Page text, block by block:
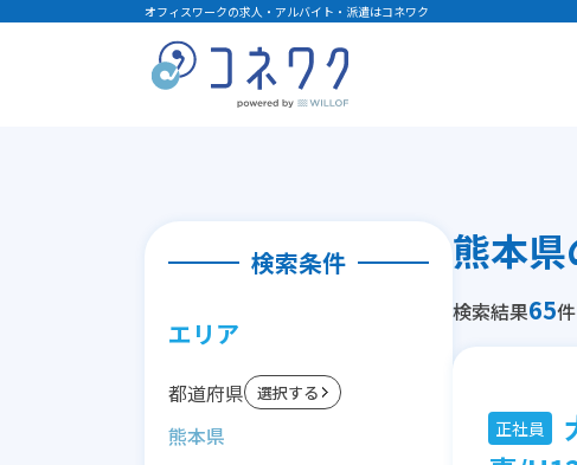
オフィスワークの求人・アルバイト・派遣はコネワク
検索条件
エリア
都道府県 選択する
熊本県
熊本
検索結果65件
正社員